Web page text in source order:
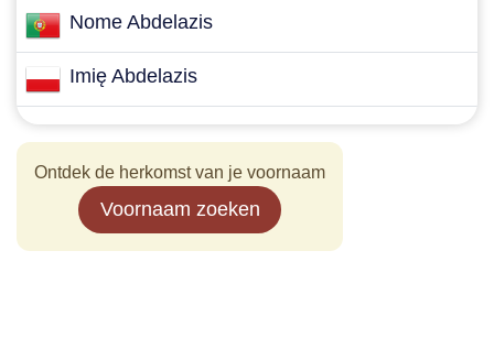
Nome Abdelazis
Imię Abdelazis
Ontdek de herkomst van je voornaam
Voornaam zoeken